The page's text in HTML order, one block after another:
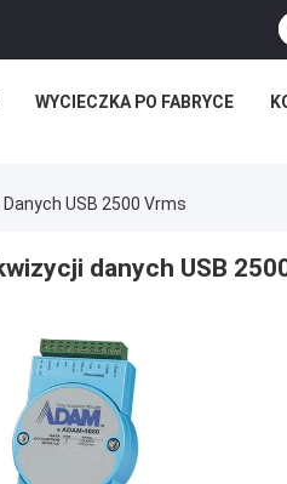
WYCIECZKA PO FABRYCE
Danych USB 2500 Vrms
danych USB